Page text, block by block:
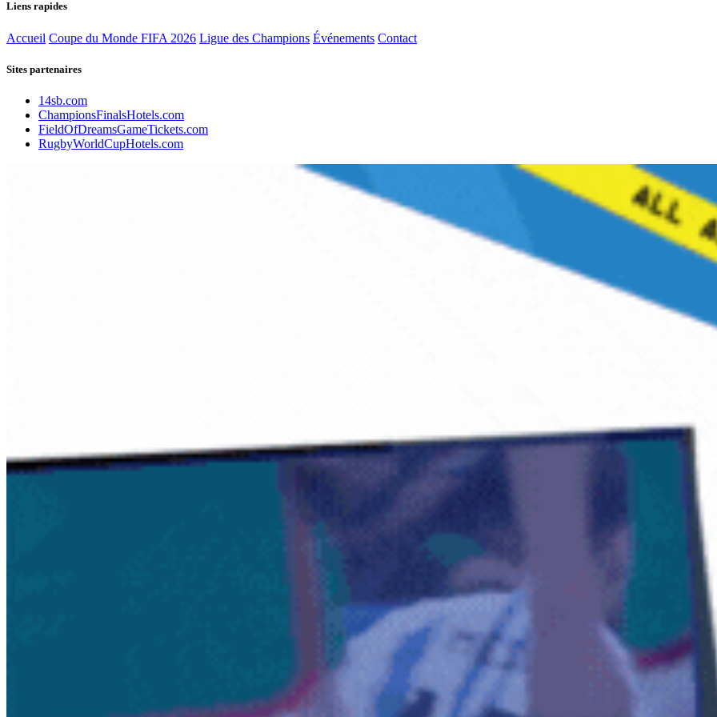
Liens rapides
Accueil Coupe du Monde FIFA 2026 Ligue des Champions Événements Contact
Sites partenaires
14sb.com
ChampionsFinalsHotels.com
FieldOfDreamsGameTickets.com
RugbyWorldCupHotels.com